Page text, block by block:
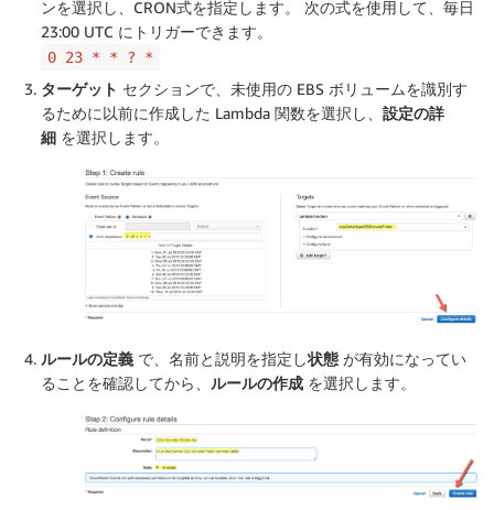
ンを選択し、CRON式を指定します。 次の式を使用して、毎日
23:00 UTC にトリガーできます。
0 23 * * ? *
ターゲット セクションで、未使用の EBS ボリュームを識別す
るために以前に作成した Lambda 関数を選択し、 設定の詳
細 を選択します。
ルールの定義 で、名前と説明を指定し状態 が有効になってい
ることを確認してから、 ルールの作成 を選択します。